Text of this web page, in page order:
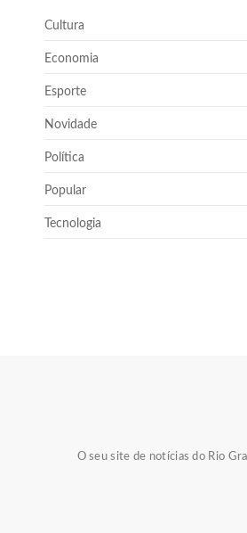
Cultura
Economia
Esporte
Novidade
Política
Popular
Tecnologia
O seu site de notícias do Rio